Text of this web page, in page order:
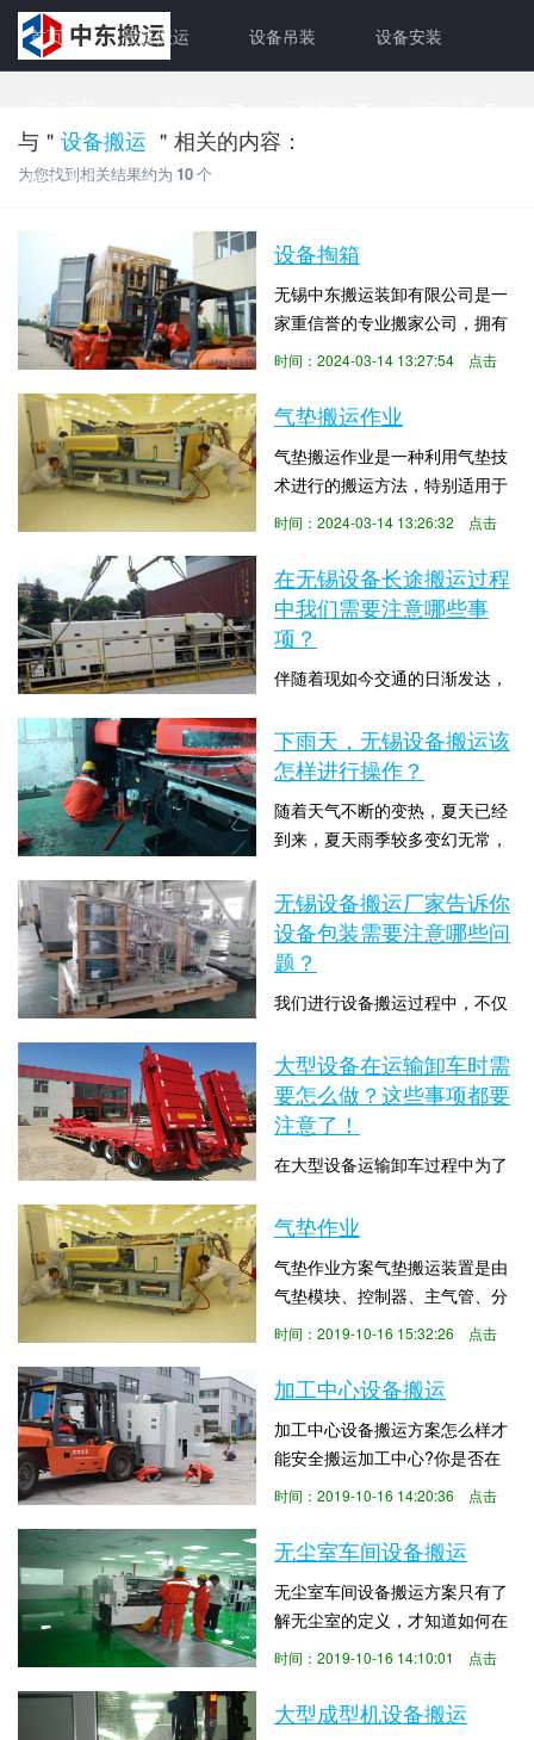
首页 设备搬运 设备吊装 设备安装
联系方式
与＂ 设备搬运 ＂相关的内容：
为您找到相关结果约为 10个
设备掏箱
无锡中东搬运装卸有限公司是一
家重信誉的专业搬家公司，拥有
多种车型，专业的服务人员，负
机械设备装卸搬运；叉车、吊机
供安全，细心，周到，快捷的优
质服务，秉承“中东搬运，服务到
家!”的服务理念，坚持“专业、高
诚为各位客户...
时间：2024-03-14 13:27:54 点击
气垫搬运作业
气垫搬运作业是一种利用气垫技
术进行的搬运方法，特别适用于
不能承受震动、对平稳性要求很
整，以及不能安装起吊设备场合
下的搬运。这种搬运方式具有结
构简单、使用灵活方便的特点。
气垫搬运装置主要由控制器、支
承块、气囊等组成，其工作原理
囊膨胀形成一圆环，空气...
时间：2024-03-14 13:26:32 点击
在无锡设备长途搬运过程
中我们需要注意哪些事
项？
伴随着现如今交通的日渐发达，
扩展。因此长途搬运也成为了大
家衣食住行迁移中的一个构成部
出现，他们的出现给我们的搬家
减少了非常多的繁杂任务，那么
什么呢？下面无锡大型设备搬运
厂家中东搬运就和大家详细介绍
下在设备长途搬运过程...
时间：2020-05-22 13:23:22 点击
数：2756
下雨天，无锡设备搬运该
怎样进行操作？
随着天气不断的变热，夏天已经
到来，夏天雨季较多变幻无常，
来的。但如果我们要在雨天进行
设备搬运，我们应该怎么操作
呢？接下来无锡大型设备搬运厂
家中东搬运就来和大家介绍下，
下雨天，无锡设备搬运该怎样进
适合开展精密设备的搬运，如果
精密设备一定要在下雨天...
数：2614
无锡设备搬运厂家告诉你
设备包装需要注意哪些问
题？
我们进行设备搬运过程中，不仅
一些注意事项以及内容，关于设
备包装的一些内容我们也必须进
行了解，只有注意好设备包装中
在搬运过程中不会因为一些意外
设备搬运厂家中东搬运就来和大
家介绍下设备包装过程中必须注
意的一些问题： 一、...
时间：2019-12-27 14:53:11 点击
数：2856
大型设备在运输卸车时需
要怎么做？这些事项都要
注意了！
在大型设备运输卸车过程中为了
些安全事故，所以我们有着很多
接下来无锡大型设备搬运厂家中
东搬运就来和大家说说大型设备
在运输卸车时需要怎么做？有哪
对大型设备搬运卸车必须检查全
部运输线路的公路桥梁是不是能
承重货...
时间：2019-11-29 14:21:51 点击
数：3040
气垫作业
气垫作业方案气垫搬运装置是由
气垫模块、控制器、主气管、分
气管四部分组合而成。利用压缩
力，让被搬运物体轻便快捷在洁
置使用气垫搬运的优势：1. 不会
产生震动而造成设备精度受损。
2. 对环氧地坪、防静电地板不会
会...
时间：2019-10-16 15:32:26 点击
加工中心设备搬运
加工中心设备搬运方案怎么样才
能安全搬运加工中心?你是否在
担心你精密而贵重的精加工设备
加工中心的搬运，不仅仅是把设
在搬运的过程如何防护设备不受
剧烈震动、丝杆、导轨不受伤
害，才能更好的保证设备精度，
加工中心的特性，才知...
时间：2019-10-16 14:20:36 点击
无尘室车间设备搬运
无尘室车间设备搬运方案只有了
解无尘室的定义，才知道如何在
无尘室内搬运设备，无尘室是指
粒子、有害空气、细菌等之污染
时间：2019-10-16 14:10:01 点击
大型成型机设备搬运